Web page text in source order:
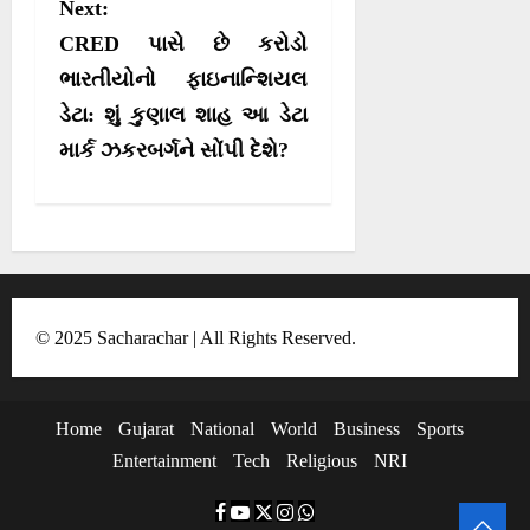
a
v
i
g
i
o
n
Next:
CRED પાસે છે કરોડો
ભારતીયોનો ફાઇનાન્શિયલ
ડેટા: શું કુણાલ શાહ આ ડેટા
માર્ક ઝકરબર્ગને સોંપી દેશે?
© 2025 Sacharachar | All Rights Reserved.
Home Gujarat National World Business
Sports
Entertainment
Tech Religious NRI
F Y T I W